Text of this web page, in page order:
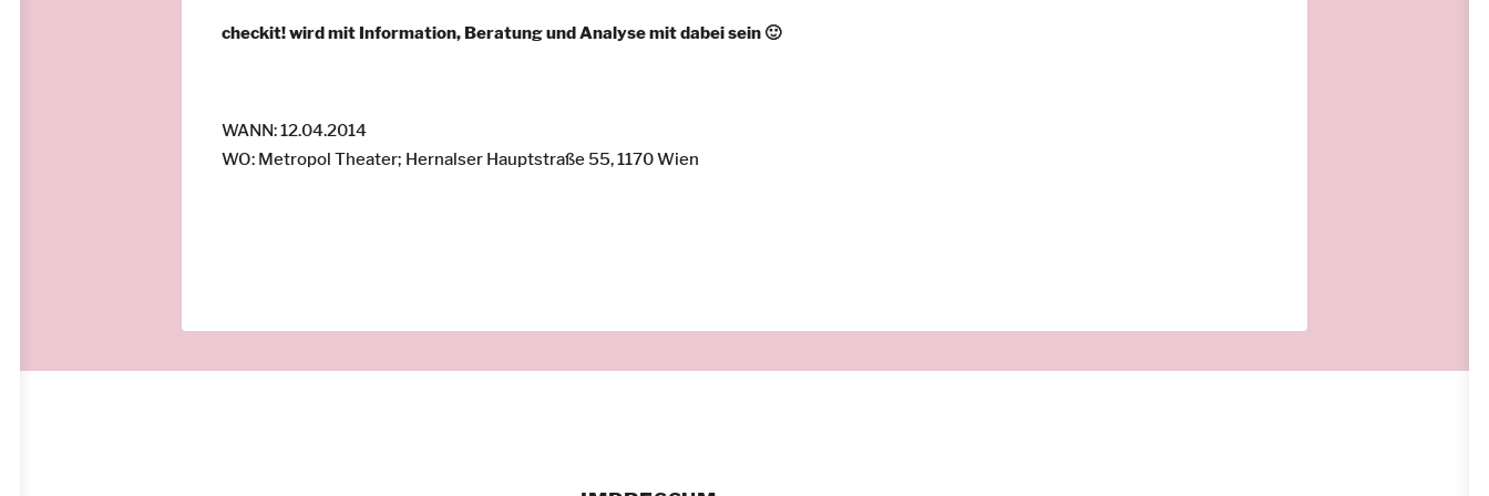
checkit! wird mit Information, Beratung und Analyse mit dabei sein 🙂
WANN: 12.04.2014
WO: Metropol Theater; Hernalser Hauptstraße 55, 1170 Wien